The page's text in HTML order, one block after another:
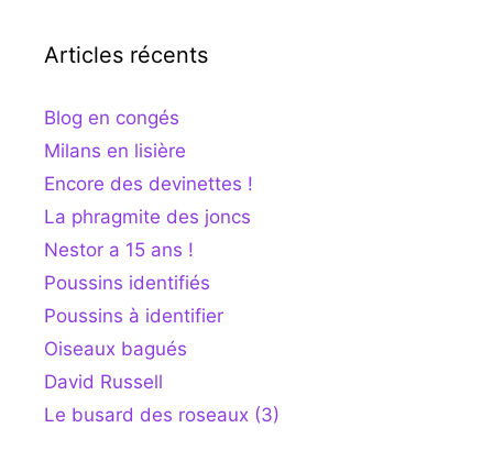
Articles récents
Blog en congés
Milans en lisière
Encore des devinettes !
La phragmite des joncs
Nestor a 15 ans !
Poussins identifiés
Poussins à identifier
Oiseaux bagués
David Russell
Le busard des roseaux (3)